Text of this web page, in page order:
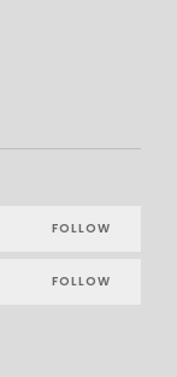
FOLLOW
FOLLOW